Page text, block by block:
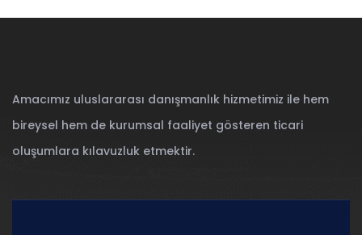
Amacımız uluslararası danışmanlık hizmetimiz ile hem
bireysel hem de kurumsal faaliyet gösteren ticari
oluşumlara kılavuzluk etmektir.